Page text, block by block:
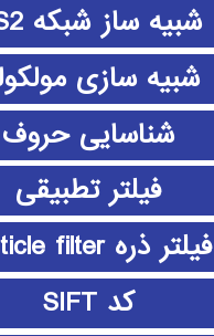
شبیه ساز شبکه NS2
شبیه سازی
شناسایی حروف
فیلتر تطبیقی
فیلتر ذره particle filter
کد SIFT